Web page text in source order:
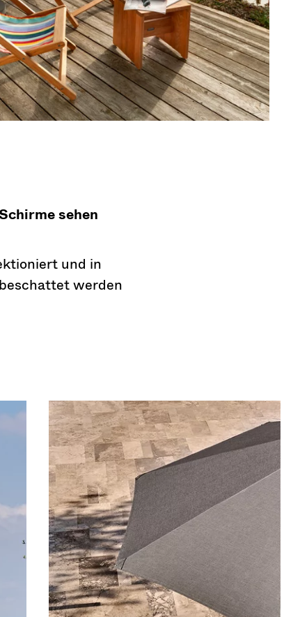
sehen
und in
werden